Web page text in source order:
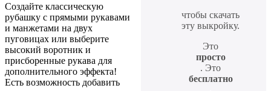
Создайте классическую
рубашку с прямыми рукавами
и манжетами на двух
пуговицах или выберите
высокий воротник и
присборенные рукава для
дополнительного эффекта!
Есть возможность добавить
чтобы скачать
эту выкройку.
Это
просто
. Это
бесплатно